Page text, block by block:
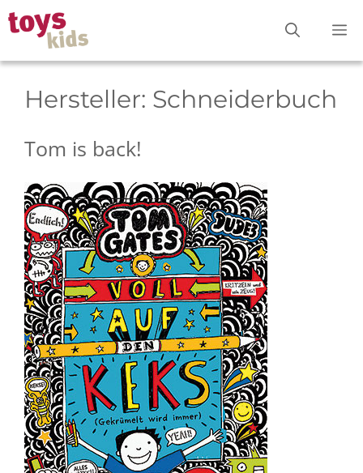
Zum
Inhalt
springen
Hersteller: Schneiderbuch
Tom is back!